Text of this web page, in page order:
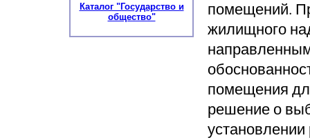
помещений.
жилищного
помещения
решение о
Каталог "Государство и
общество"